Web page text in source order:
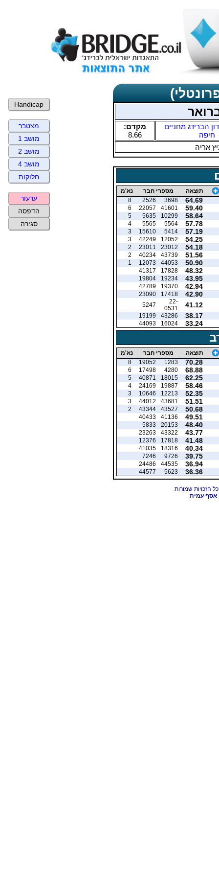
הברידג מחניים
חיפה
מקדם:
8.66
אריה
תוצאה מספרי חבר נא'מ
64.69
3698
2526
8
59.40
41601
22057
6
58.64
10299
5635
5
57.78
5564
5565
4
57.19
5414
15610
3
54.25
12052
42249
3
54.18
23012
23011
2
51.56
43739
40234
2
50.90
44053
12073
1
48.32
17828
41317
43.95
19234
19804
42.94
19370
42789
42.90
17418
23090
41.12
22-
0531
5247
38.17
43286
19199
33.24
16024
44093
תוצאה מספרי חבר נא'מ
70.28
1283
19052
8
68.88
4280
17498
6
62.25
18015
40871
5
58.46
19887
24169
4
52.35
12213
10646
3
51.51
43681
44012
3
50.68
43527
43344
2
49.51
41136
40433
48.40
20153
5833
43.77
43322
23263
41.48
17818
12376
40.34
18316
41035
39.75
9726
7246
36.94
44535
24486
36.36
5623
44577
אסף עמית
Handicap
מצטבר
מושב 1
מושב 2
מושב 4
חלוקות
ערעור
הדפסה
סגירה